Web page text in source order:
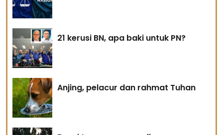
21 kerusi BN, apa baki untuk PN?
Anjing, pelacur dan rahmat Tuhan